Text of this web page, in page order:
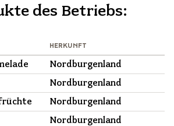
des Betriebs:
HERKUNFT
Nordburgenland
Nordburgenland
Nordburgenland
Nordburgenland